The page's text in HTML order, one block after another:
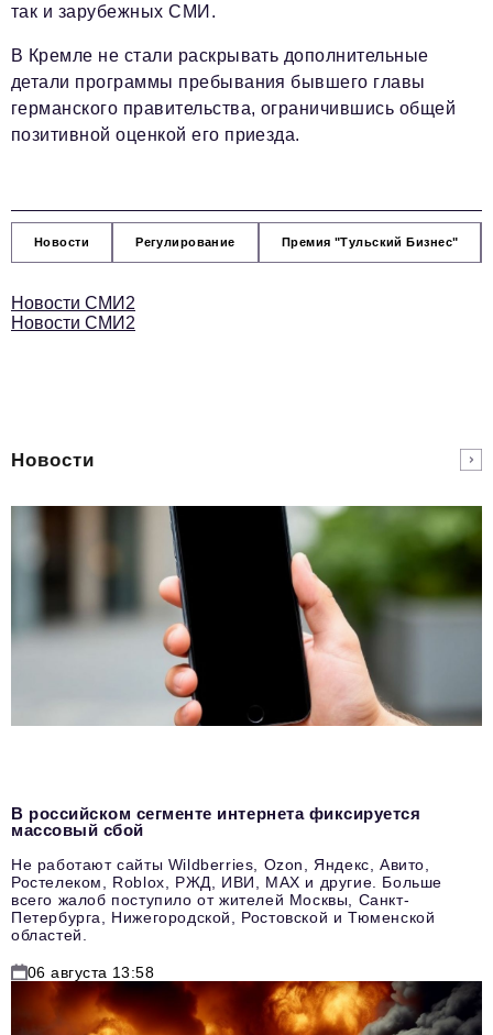
так и зарубежных СМИ.
В Кремле не стали раскрывать дополнительные
детали программы пребывания бывшего главы
германского правительства, ограничившись общей
позитивной оценкой его приезда.
Новости Регулирование Премия "Тульский Бизнес"
Новости СМИ2
Новости СМИ2
Новости
В российском сегменте интернета фиксируется
массовый сбой
Не работают сайты Wildberries, Ozon, Яндекс, Авито,
Ростелеком, Roblox, РЖД, ИВИ, MAX и другие. Больше
всего жалоб поступило от жителей Москвы, Санкт-
Петербурга, Нижегородской, Ростовской и Тюменской
областей.
06 августа 13:58